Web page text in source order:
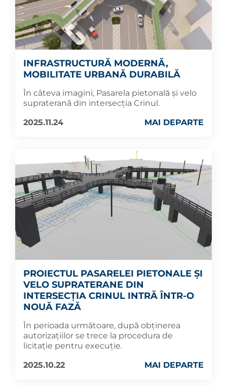
INFRASTRUCTURĂ MODERNĂ,
MOBILITATE URBANĂ DURABILĂ
În câteva imagini, Pasarela pietonală și velo
supraterană din intersecția Crinul.
2025.11.24
MAI DEPARTE
PROIECTUL PASARELEI PIETONALE ȘI
VELO SUPRATERANE DIN
INTERSECȚIA CRINUL INTRĂ ÎNTR-O
NOUĂ FAZĂ
În perioada următoare, după obținerea
autorizațiilor se trece la procedura de
licitație pentru execuție.
2025.10.22
MAI DEPARTE